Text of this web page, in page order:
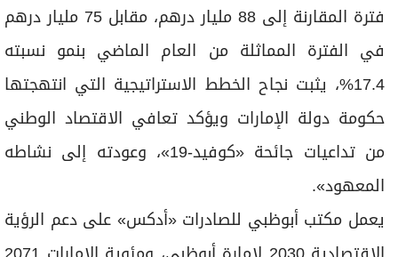
فترة المقارنة إلى 88 مليار درهم، مقابل 75 مليار درهم
في الفترة المماثلة من العام الماضي بنمو نسبته
17.4%، يثبت نجاح الخطط الاستراتيجية التي انتهجتها
حكومة دولة الإمارات ويؤكد تعافي الاقتصاد الوطني
من تداعيات جائحة «كوفيد-19»، وعودته إلى نشاطه
المعهود».
يعمل مكتب أبوظبي للصادرات «أدكس» على دعم الرؤية